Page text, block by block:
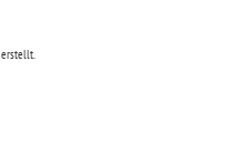
erstellt.